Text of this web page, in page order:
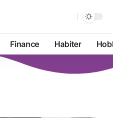
Finance Habiter